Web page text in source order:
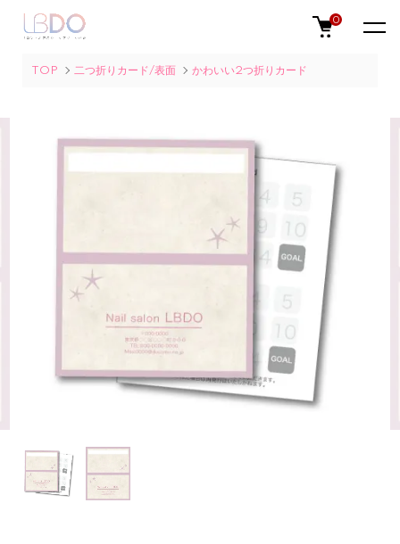
0
TOP 二つ折りカード/表面 かわいい2つ折りカード